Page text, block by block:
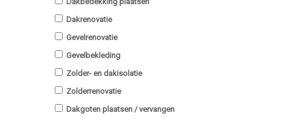
Dakrenovatie
Gevelrenovatie
Gevelbekleding
Zolder- en dakisolatie
Zolderrenovatie
Dakgoten plaatsen / vervangen